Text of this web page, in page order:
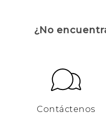
¿No
Contáctenos